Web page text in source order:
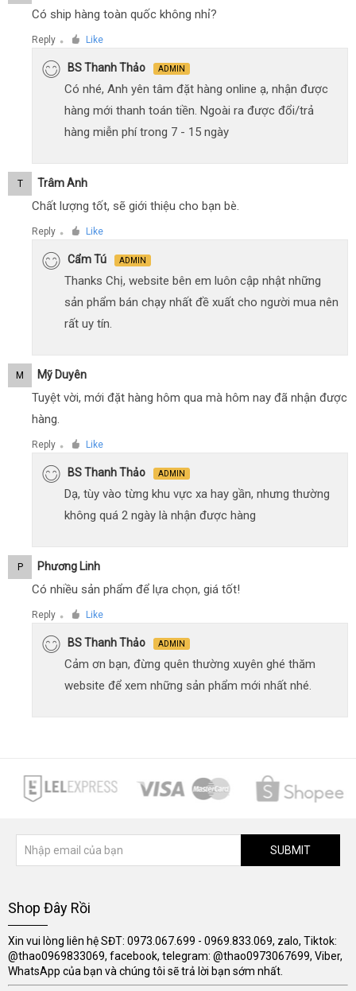
Có ship hàng toàn quốc không nhỉ?
Reply ● Like
BS Thanh Thảo ADMIN
Có nhé, Anh yên tâm đặt hàng online ạ, nhận được
hàng mới thanh toán tiền. Ngoài ra được đổi/trả
hàng miễn phí trong 7 - 15 ngày
T Trâm Anh
Chất lượng tốt, sẽ giới thiệu cho bạn bè.
Reply ● Like
Cẩm Tú ADMIN
Thanks Chị, website bên em luôn cập nhật những
sản phẩm bán chạy nhất đề xuất cho người mua nên
rất uy tín.
M Mỹ Duyên
Tuyệt vời, mới đặt hàng hôm qua mà hôm nay đã nhận được
hàng.
Reply ● Like
BS Thanh Thảo ADMIN
Dạ, tùy vào từng khu vực xa hay gần, nhưng thường
không quá 2 ngày là nhận được hàng
P Phương Linh
Có nhiều sản phẩm để lựa chọn, giá tốt!
Reply ● Like
BS Thanh Thảo ADMIN
Cảm ơn bạn, đừng quên thường xuyên ghé thăm
website để xem những sản phẩm mới nhất nhé.
SUBMIT
Shop Đây Rồi
Xin vui lòng liên hệ SĐT: 0973.067.699 - 0969.833.069, zalo, Tiktok:
@thao0969833069, facebook, telegram: @thao0973067699, Viber,
WhatsApp của bạn và chúng tôi sẽ trả lời bạn sớm nhất.